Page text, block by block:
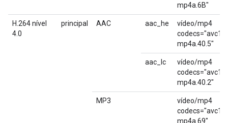
mp4a.6B"
H.264 nível
4.0
principal AAC aac_he
vídeo/mp4
mp4a.40.5"
aac_lc
vídeo/mp4
mp4a.40.2"
MP3
vídeo/mp4
mp4a.69"